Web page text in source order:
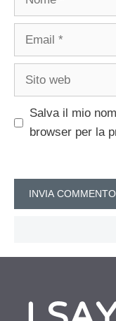
Email
Sito
Salva il mio
browser per la